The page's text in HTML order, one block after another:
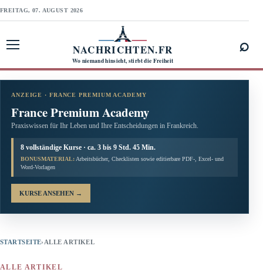
FREITAG, 07. AUGUST 2026
NACHRICHTEN.FR
Wo niemand hinsieht, stirbt die Freiheit
⌕
ANZEIGE · FRANCE PREMIUM ACADEMY
France Premium Academy
Praxiswissen für Ihr Leben und Ihre Entscheidungen in Frankreich.
8 vollständige Kurse · ca. 3 bis 9 Std. 45 Min.
BONUSMATERIAL: Arbeitsbücher, Checklisten sowie editierbare PDF-, Excel- und
Word-Vorlagen
KURSE ANSEHEN →
STARTSEITE› ALLE ARTIKEL
ALLE ARTIKEL